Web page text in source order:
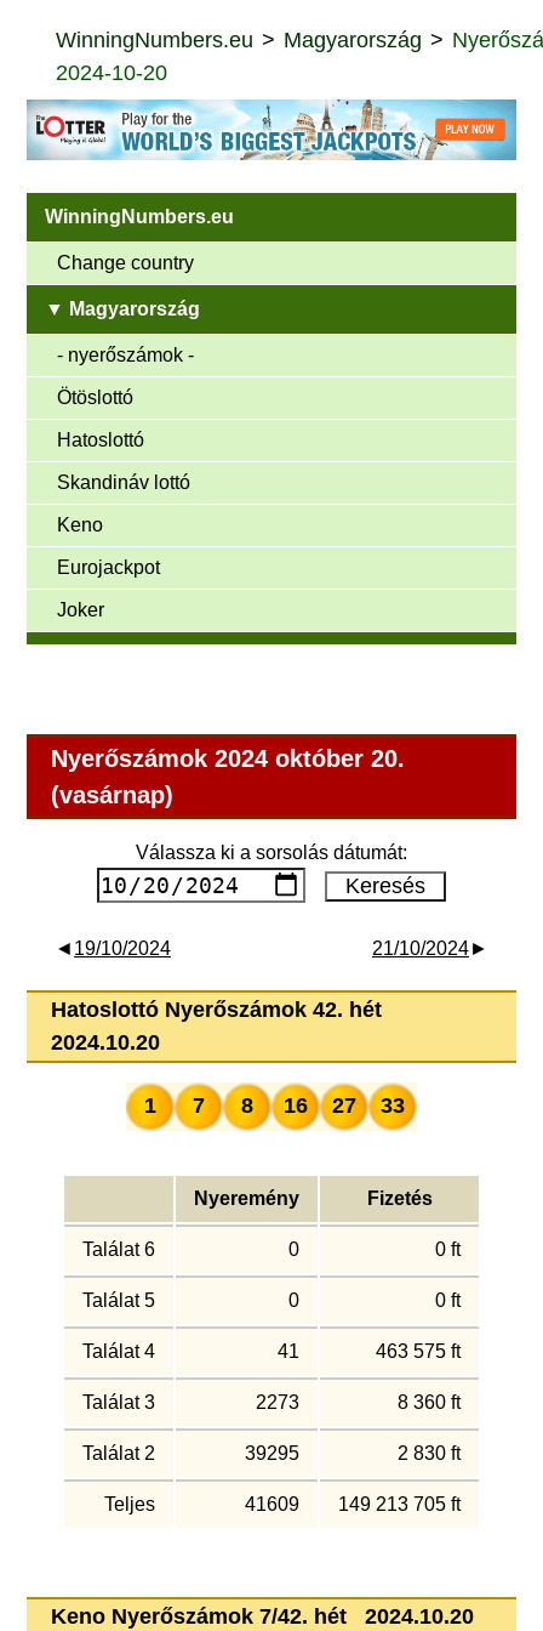
WinningNumbers.eu Magyarország
2024-10-20
WinningNumbers.eu
Change country
▼ Magyarország
- nyerőszámok -
Ötöslottó
Hatoslottó
Skandináv lottó
Keno
Eurojackpot
Joker
Nyerőszámok 2024 október 20.
(vasárnap)
Válassza ki a sorsolás dátumát:
◄ 19/10/2024 21/10/2024►
Hatoslottó Nyerőszámok 42. hét
2024.10.20
1 7 8 16 27 33
Nyeremény Fizetés
Találat 6 0 0 ft
Találat 5 0 0 ft
Találat 4 41 463 575 ft
Találat 3 2273 8 360 ft
Találat 2 39295 2 830 ft
Teljes 41609 149 213 705 ft
Keno Nyerőszámok 7/42. hét 2024.10.20